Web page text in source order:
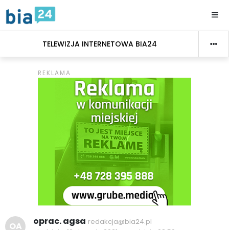
TELEWIZJA INTERNETOWA BIA24
OA oprac. agsa redakcja@bia24.pl